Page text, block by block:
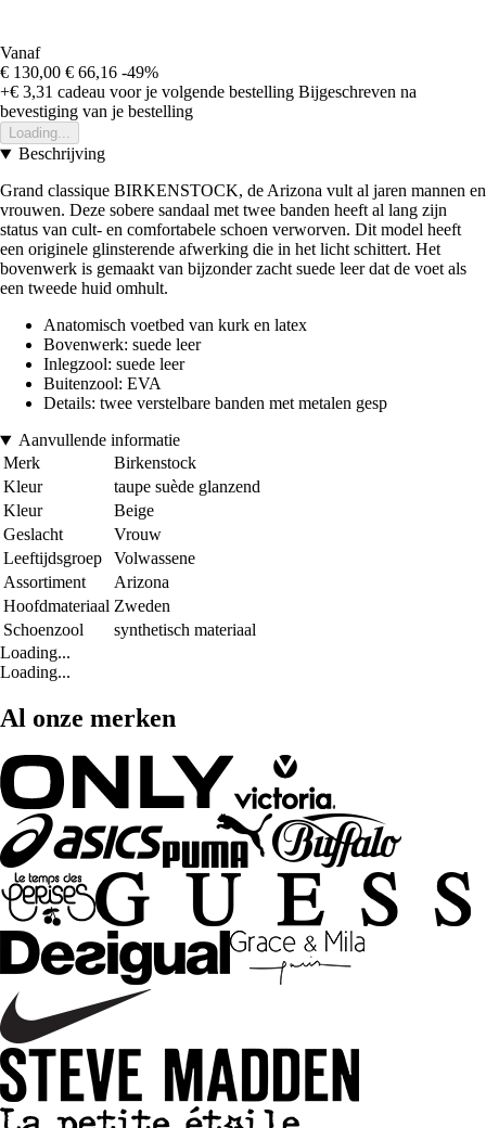
Vanaf
€ 130,00 € 66,16 -49%
+€ 3,31 cadeau voor je volgende bestelling Bijgeschreven na
bevestiging van je bestelling
Loading...
Beschrijving
Grand classique BIRKENSTOCK, de Arizona vult al jaren mannen en
vrouwen. Deze sobere sandaal met twee banden heeft al lang zijn
status van cult- en comfortabele schoen verworven. Dit model heeft
een originele glinsterende afwerking die in het licht schittert. Het
bovenwerk is gemaakt van bijzonder zacht suede leer dat de voet als
een tweede huid omhult.
Anatomisch voetbed van kurk en latex
Bovenwerk: suede leer
Inlegzool: suede leer
Buitenzool: EVA
Details: twee verstelbare banden met metalen gesp
Aanvullende informatie
Merk
Birkenstock
Kleur
taupe suède glanzend
Kleur
Beige
Geslacht
Vrouw
Leeftijdsgroep
Volwassene
Assortiment
Arizona
Hoofdmateriaal Zweden
Schoenzool
synthetisch materiaal
Loading...
Loading...
Al onze merken